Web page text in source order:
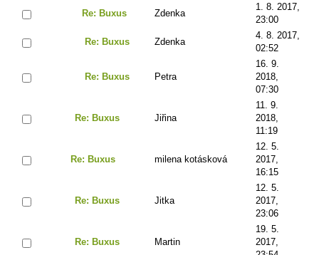
Re: Buxus Zdenka
1. 8. 2017,
23:00
Re: Buxus Zdenka
4. 8. 2017,
02:52
Re: Buxus Petra
16. 9.
2018,
07:30
Re: Buxus Jiřina
11. 9.
2018,
11:19
Re: Buxus milena kotásková
12. 5.
2017,
16:15
Re: Buxus Jitka
12. 5.
2017,
23:06
Re: Buxus Martin
19. 5.
2017,